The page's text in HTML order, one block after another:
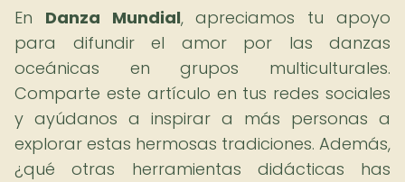
En Danza Mundial, apreciamos tu apoyo
para difundir el amor por las danzas
oceánicas en grupos multiculturales.
Comparte este artículo en tus redes sociales
y ayúdanos a inspirar a más personas a
explorar estas hermosas tradiciones. Además,
¿qué otras herramientas didácticas has